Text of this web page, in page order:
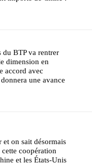
du BTP va rentrer
dimension en
accord avec
une avance
et on sait désormais
coopération
et les États-Unis